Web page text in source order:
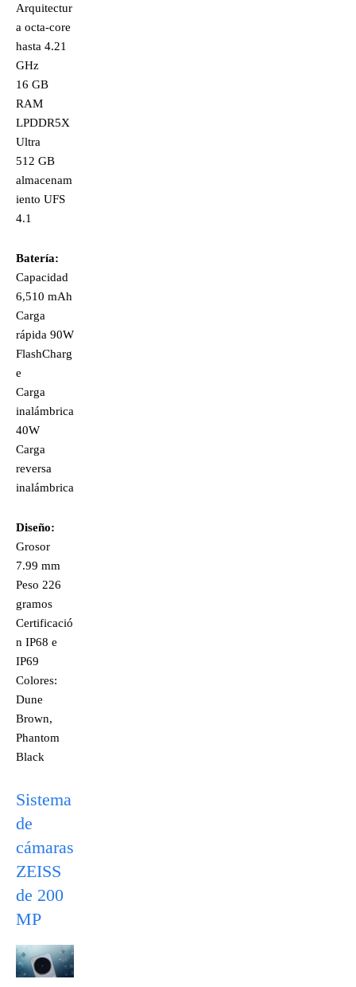
Arquitectur
a octa-core
hasta 4.21
GHz
16 GB
RAM
LPDDR5X
Ultra
512 GB
almacenam
iento UFS
4.1
Batería:
Capacidad
6,510 mAh
Carga
rápida 90W
FlashCharg
e
Carga
inalámbrica
40W
Carga
reversa
inalámbrica
Diseño:
Grosor
7.99 mm
Peso 226
gramos
Certificació
n IP68 e
IP69
Colores:
Dune
Brown,
Phantom
Black
Sistema
de
cámaras
ZEISS
de 200
MP